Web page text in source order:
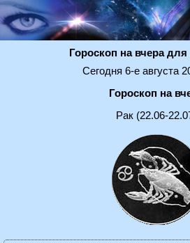
Гороскоп на вчера для
Сегодня 6-е августа
Гороскоп на
Рак (22.06-